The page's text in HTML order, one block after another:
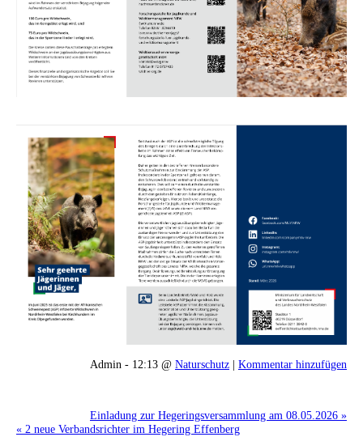
Admin - 12:13 @ Naturschutz | Kommentar hinzufügen
Einladung zur Hegeringsversammlung am 08.05.2026 »
« 2 neue Verbandsrichter im Hegering Effenberg